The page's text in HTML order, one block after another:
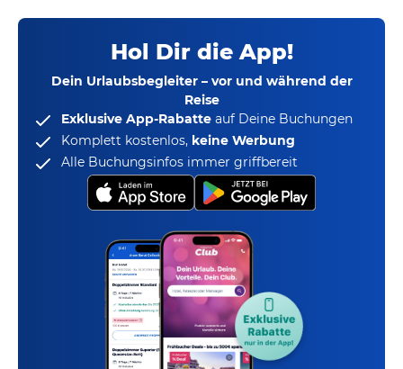
Hol Dir die App!
Dein Urlaubsbegleiter – vor und während der
Reise
Exklusive App-Rabatte auf Deine Buchungen
Komplett kostenlos, keine Werbung
Alle Buchungsinfos immer griffbereit